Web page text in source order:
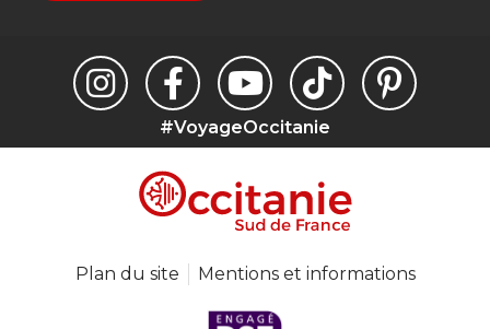
#VoyageOccitanie
Plan du site Mentions et informations